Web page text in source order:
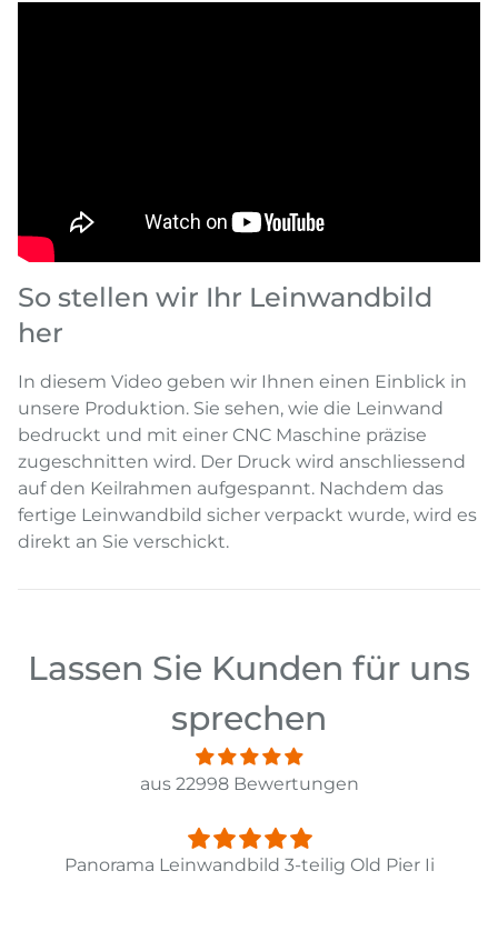
So stellen wir Ihr Leinwandbild
her
In diesem Video geben wir Ihnen einen Einblick in
unsere Produktion. Sie sehen, wie die Leinwand
bedruckt und mit einer CNC Maschine präzise
zugeschnitten wird. Der Druck wird anschliessend
auf den Keilrahmen aufgespannt. Nachdem das
fertige Leinwandbild sicher verpackt wurde, wird es
direkt an Sie verschickt.
Lassen Sie Kunden für uns
sprechen
aus 22998 Bewertungen
Panorama Leinwandbild 3-teilig Old Pier Ii